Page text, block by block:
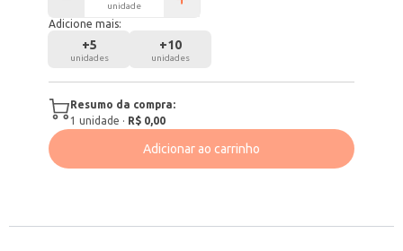
unidade
Adicione mais:
+5
unidades
+10
unidades
Resumo da compra:
1 unidade · R$ 0,00
Adicionar ao carrinho